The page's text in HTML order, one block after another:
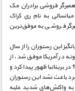
فروشی برادران مک‌
به نام ری کراک
فروشی به موفق‌ترین
این رستوران را از سال
در آمریکا موفق شد، از
اقیانوس اطلس عبور کرد و برای اولین بار در سال 1974 در بریتانیا ظهور پیدا کرد و
باعث نشد این رستوران
به واکنش‌های شدید علیه